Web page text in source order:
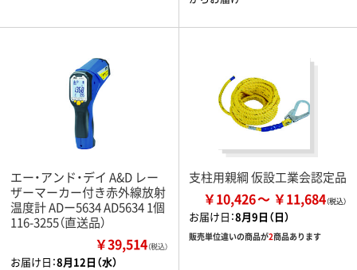
エー・アンド・デイ A&D レー
ザーマーカー付き赤外線放射
温度計 ADー5634 AD5634 1個
116-3255（直送品）
￥39,514（税込）
お届け日：8月12日（水）
支柱用親綱 仮設工業会認定品
￥10,426 ￥11,684
お届け日：8月9日（日）
販売単位違いの商品が2商品あります